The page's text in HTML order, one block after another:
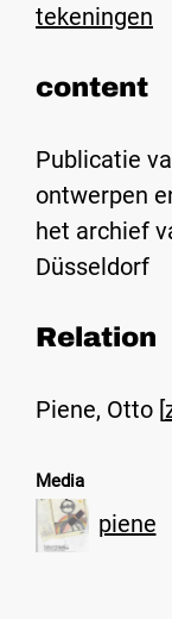
tekeningen
content
Publicatie
ontwerpen
het archief
Düsseldorf
Relation
Piene, Otto [
Media
piene